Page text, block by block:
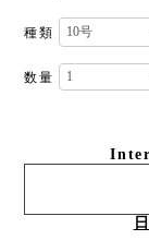
種類
数量